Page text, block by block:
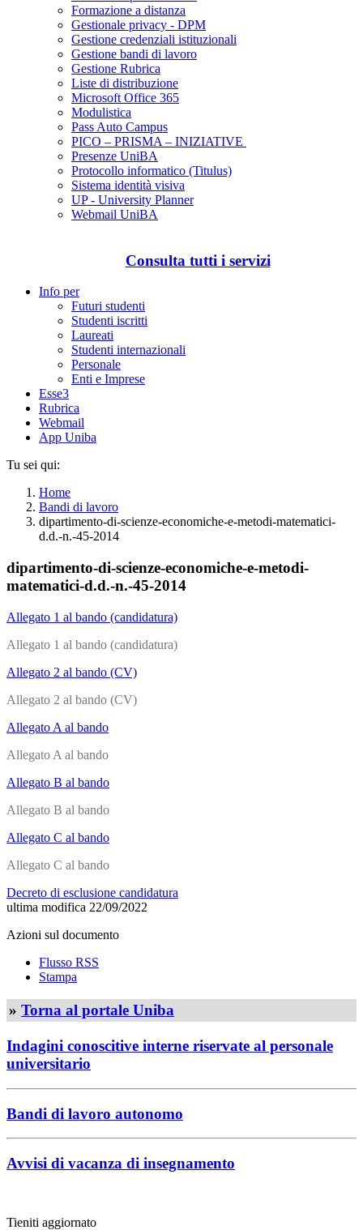
Formazione a distanza
Gestionale privacy - DPM
Gestione credenziali istituzionali
Gestione bandi di lavoro
Gestione Rubrica
Liste di distribuzione
Microsoft Office 365
Modulistica
Pass Auto Campus
PICO – PRISMA – INIZIATIVE
Presenze UniBA
Protocollo informatico (Titulus)
Sistema identità visiva
UP - University Planner
Webmail UniBA
Consulta tutti i servizi
Info per
Futuri studenti
Studenti iscritti
Laureati
Studenti internazionali
Personale
Enti e Imprese
Esse3
Rubrica
Webmail
App Uniba
Tu sei qui:
Home
Bandi di lavoro
dipartimento-di-scienze-economiche-e-metodi-matematici-
d.d.-n.-45-2014
dipartimento-di-scienze-economiche-e-metodi-
matematici-d.d.-n.-45-2014
Allegato 1 al bando (candidatura)
Allegato 1 al bando (candidatura)
Allegato 2 al bando (CV)
Allegato 2 al bando (CV)
Allegato A al bando
Allegato A al bando
Allegato B al bando
Allegato B al bando
Allegato C al bando
Allegato C al bando
Decreto di esclusione candidatura
ultima modifica 22/09/2022
Azioni sul documento
Flusso RSS
Stampa
» Torna al portale Uniba
Indagini conoscitive interne riservate al personale
universitario
Bandi di lavoro autonomo
Avvisi di vacanza di insegnamento
Tieniti aggiornato